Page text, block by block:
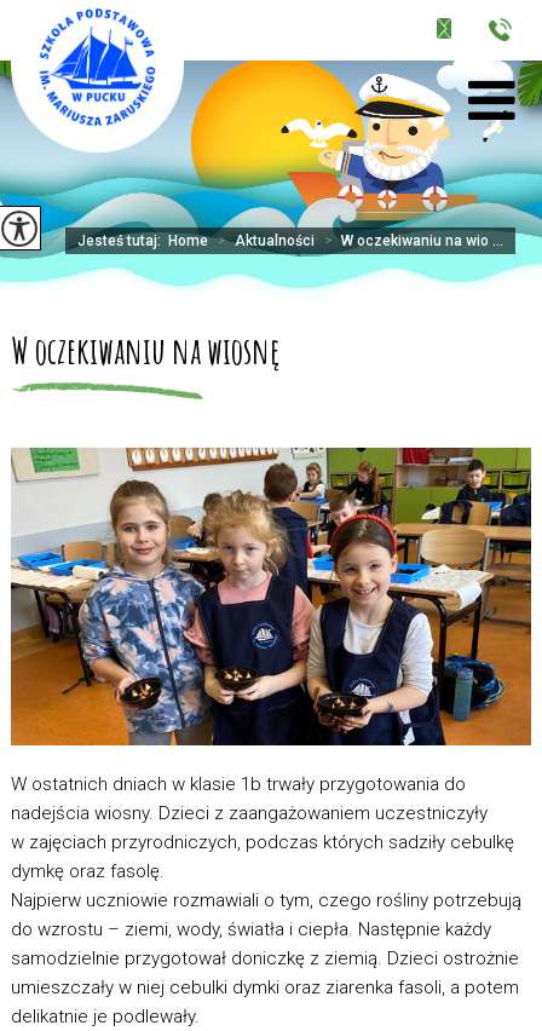
Jesteś tutaj: Home > Aktualności > W oczekiwaniu na wio ...
W oczekiwaniu na wiosnę
W ostatnich dniach w klasie 1b trwały przygotowania do
nadejścia wiosny. Dzieci z zaangażowaniem uczestniczyły
w zajęciach przyrodniczych, podczas których sadziły cebulkę
dymkę oraz fasolę.
Najpierw uczniowie rozmawiali o tym, czego rośliny potrzebują
do wzrostu – ziemi, wody, światła i ciepła. Następnie każdy
samodzielnie przygotował doniczkę z ziemią. Dzieci ostrożnie
umieszczały w niej cebulki dymki oraz ziarenka fasoli, a potem
delikatnie je podlewały.